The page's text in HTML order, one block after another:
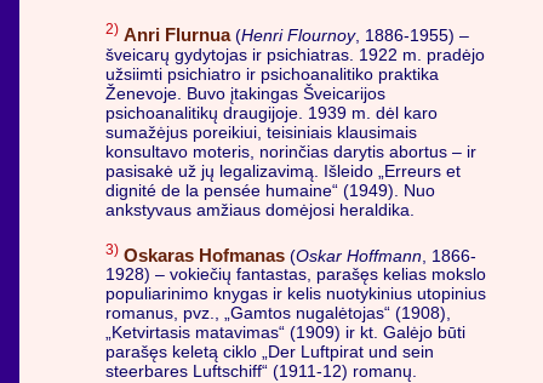
2) Anri Flurnua(Henri Flournoy, 1886-1955) –
šveicarų gydytojas ir psichiatras. 1922 m. pradėjo
užsiimti psichiatro ir psichoanalitiko praktika
Ženevoje. Buvo įtakingas Šveicarijos
psichoanalitikų draugijoje. 1939 m. dėl karo
sumažėjus poreikiui, teisiniais klausimais
konsultavo moteris, norinčias darytis abortus – ir
pasisakė už jų legalizavimą. Išleido „Erreurs et
dignité de la pensée humaine“ (1949). Nuo
ankstyvaus amžiaus domėjosi heraldika.
3) Oskaras Hofmanas (Oskar Hoffmann , 1866-
1928) – vokiečių fantastas, parašęs kelias mokslo
populiarinimo knygas ir kelis nuotykinius utopinius
romanus, pvz., „Gamtos nugalėtojas“ (1908),
„Ketvirtasis matavimas“ (1909) ir kt. Galėjo būti
parašęs keletą ciklo „Der Luftpirat und sein
steerbares Luftschiff“ (1911-12) romanų.